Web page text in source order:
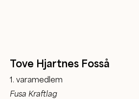
Tove Hjartnes Fosså
1. varamedlem
Fusa Kraftlag